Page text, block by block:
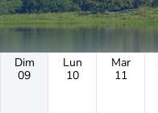
Dim
09
Lun
10
Mar
11